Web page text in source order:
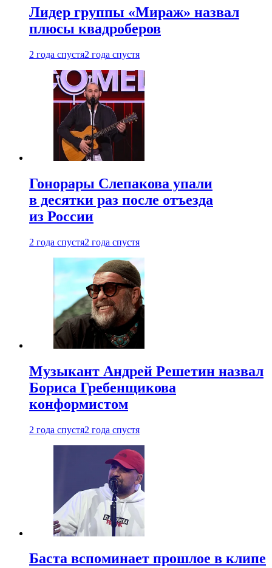
Лидер группы «Мираж» назвал
плюсы квадроберов
2 года спустя2 года спустя
Гонорары Слепакова упали
в десятки раз после отъезда
из России
2 года спустя2 года спустя
Музыкант Андрей Решетин назвал
Бориса Гребенщикова
конформистом
2 года спустя2 года спустя
Баста вспоминает прошлое в клипе